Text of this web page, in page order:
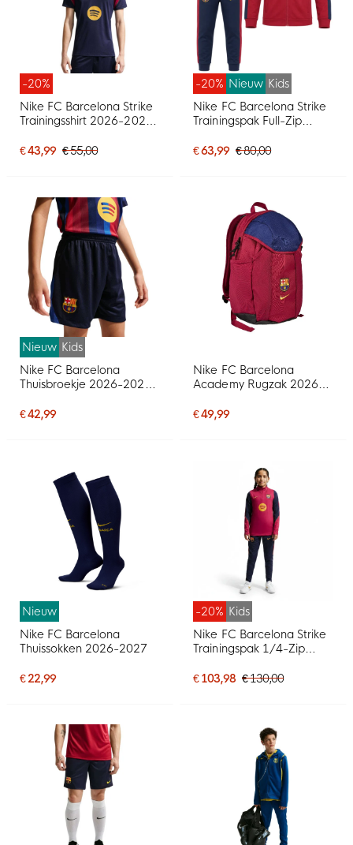
-20%
Nike FC Barcelona Strike
Trainingsshirt 2026-2027
€ 43,99 € 55,00
-20% Nieuw Kids
Nike FC Barcelona Strike
Trainingspak Full-Zip
Peuters Rood
€ 63,99 € 80,00
Nieuw Kids
Nike FC Barcelona
Thuisbroekje 2026-2027
€ 42,99
Nike FC Barcelona
Academy Rugzak 2026-
€ 49,99
Nieuw
Nike FC Barcelona
Thuissokken 2026-2027
€ 22,99
-20% Kids
Nike FC Barcelona Strike
Trainingspak 1/4-Zip
Donkerblauw Geel
€ 103,98 € 130,00